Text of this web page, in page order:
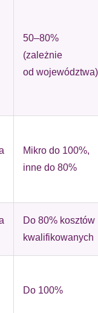
50–80%
(zależnie
od województwa)
Mikro do 100%,
inne do 80%
Do 80% kosztów
kwalifikowanych
Do 100%